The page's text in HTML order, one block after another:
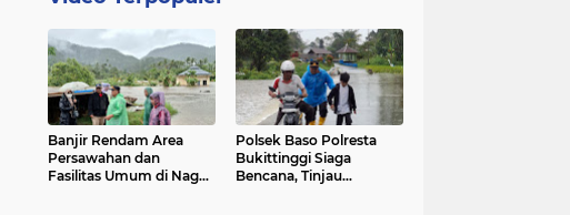
Banjir Rendam Area
Persawahan dan
Fasilitas Umum di Nagari
Polsek Baso Polresta
Bukittinggi Siaga
Bencana, Tinjau